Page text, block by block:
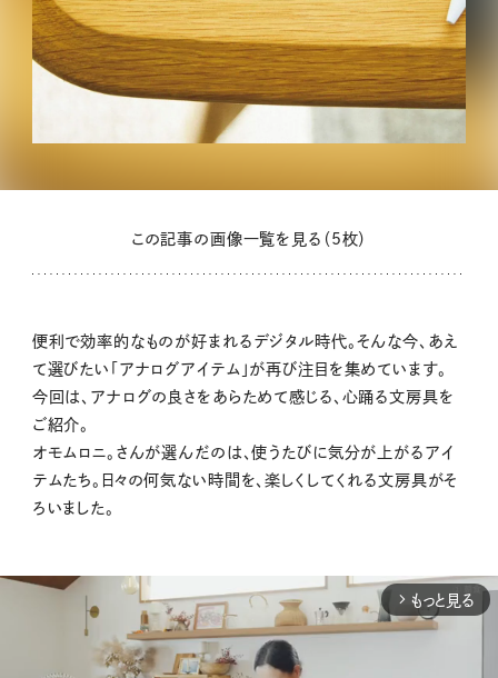
この記事の画像一覧を見る（5枚）
便利で効率的なものが好まれるデジタル時代。そんな今、あえ
て選びたい「アナログアイテム」が再び注目を集めています。
今回は、アナログの良さをあらためて感じる、心踊る文房具を
ご紹介。
オモムロニ。さんが選んだのは、使うたびに気分が上がるアイ
テムたち。日々の何気ない時間を、楽しくしてくれる文房具がそ
ろいました。
arrow_forward_ios もっと見る